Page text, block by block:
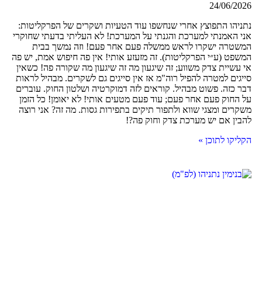
24/06/2026
נתניהו התפוצץ אחרי שנחשפו עוד הטעיות ושקרים של הפרקליטות:
אני האמנתי למערכת והגנתי על המערכת! לא העליתי בדעתי שחוקרי
המשטרה ישקרו לראש ממשלה פעם אחר פעם! וזה נמשך בבית
המשפט (ע״י הפרקליטות). זה מזעזע אותי! אין פה חיפוש אמת, יש פה
אי עשיית צדק משווע; זה שיגעון מה זה שיגעון מה שקורה פה! כשאין
סייגים למטרה להפיל רוה"מ אז אין סייגים גם לשקרים. מבהיל לראות
דבר כזה. פשוט מבהיל. קוראים לזה דמוקרטיה ושלטון החוק. עוברים
על החוק פעם אחר פעם; עוד פעם מטעים אותי! לא יאומן! כל הזמן
משקרים ומצגי שווא ולתפור תיקים בתפירות גסות. מה זה? אני רוצה
להבין אם יש מערכת צדק וחוק פה?!
הקליקו לתוכן »